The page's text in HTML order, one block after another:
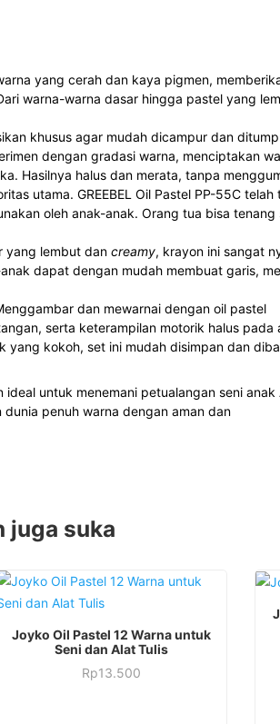
yang cerah dan kaya pigmen,
warna-warna dasar hingga pastel yang
khusus agar mudah dicampur dan
dengan gradasi warna, menciptakan
Hasilnya halus dan merata, tanpa
utama. GREEBEL Oil Pastel PP-55C telah
oleh anak-anak. Orang tua bisa tenang
yang lembut dan creamy, krayon ini sangat
dapat dengan mudah membuat garis,
dan mewarnai dengan oil pastel
serta keterampilan motorik halus pada
yang kokoh, set ini mudah disimpan dan
ideal untuk menemani petualangan seni anak
penuh warna dengan aman dan
juga suka
Joyko Oil Pastel 12 Warna untuk
Seni dan Alat Tulis
Rp13.500